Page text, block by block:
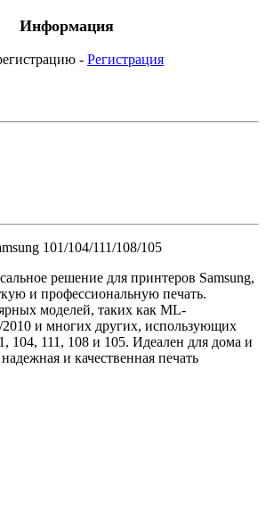
Информация
- Регистрация
101/104/111/108/105
решение для принтеров Samsung,
и профессиональную печать.
моделей, таких как ML-
2010 и многих других, использующих
104, 111, 108 и 105. Идеален для дома и
и качественная печать